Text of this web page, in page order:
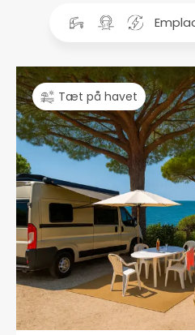
Tæt på havet